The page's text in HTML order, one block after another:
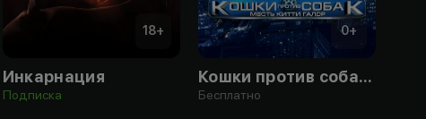
18+
Инкарнация
Подписка
0+
Кошки против собак: Месть Китти Галор
Бесплатно